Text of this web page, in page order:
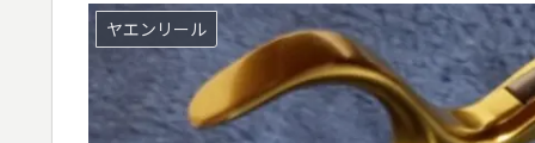
ヤエンリール